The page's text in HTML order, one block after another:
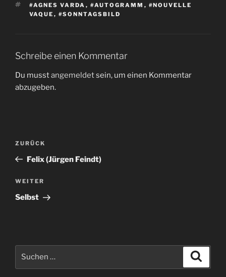
SCHLAGWÖRTER
#AGNES VARDA , #AUTOGRAMM , #NOUVELLE
VAQUE , #SONNTAGSBILD
Schreibe einen Kommentar
Du musstangemeldetsein, um einen Kommentar
abzugeben.
Beitragsnavigation
Vorheriger
Beitrag
ZURÜCK
Felix (Jürgen Feindt)
Nächster
Beitrag
WEITER
Selbst